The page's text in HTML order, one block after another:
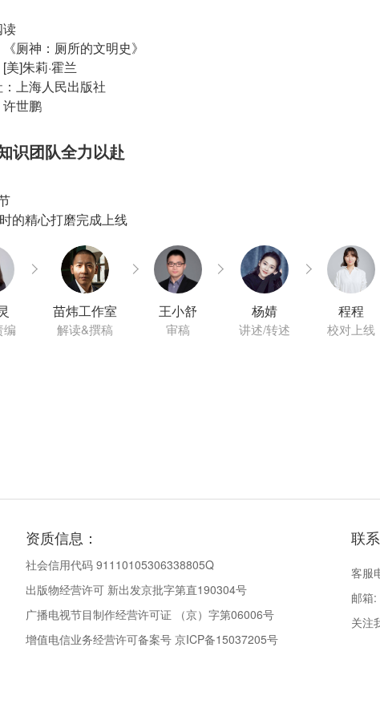
厕神：厕所的文明史》
美]朱莉·霍兰
上海人民出版社
世鹏
识团队全力以赴
5个环节
小时的精心打磨完成上线
编
苗炜工作室
解读&撰稿
王小舒
审稿
杨婧
讲述/转述
程程
校对上线
资质信息：
社会信用代码 91110105306338805Q
出版物经营许可 新出发京批字第直190304号
广播电视节目制作经营许可证 （京）字第06006号
增值电信业务经营许可备案号 京ICP备15037205号
联
客服
邮箱
关注